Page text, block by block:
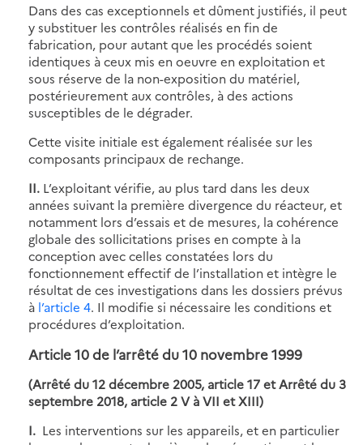
Dans des cas exceptionnels et dûment justifiés, il peut
y substituer les contrôles réalisés en fin de
fabrication, pour autant que les procédés soient
identiques à ceux mis en oeuvre en exploitation et
sous réserve de la non-exposition du matériel,
postérieurement aux contrôles, à des actions
susceptibles de le dégrader.
Cette visite initiale est également réalisée sur les
composants principaux de rechange.
II. L’exploitant vérifie, au plus tard dans les deux
années suivant la première divergence du réacteur, et
notamment lors d’essais et de mesures, la cohérence
globale des sollicitations prises en compte à la
conception avec celles constatées lors du
fonctionnement effectif de l’installation et intègre le
résultat de ces investigations dans les dossiers prévus
à l’article 4. Il modifie si nécessaire les conditions et
procédures d’exploitation.
Article 10 de l’arrêté du 10 novembre 1999
(Arrêté du 12 décembre 2005, article 17 et Arrêté du 3
septembre 2018, article 2 V à VII et XIII)
I. Les interventions sur les appareils, et en particulier